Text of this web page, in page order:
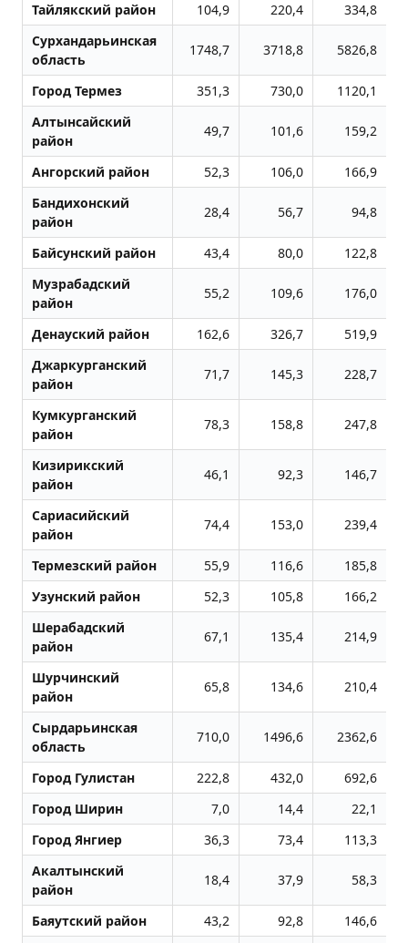
Тайлякский район
104,9 220,4
334,8
Сурхандарьинская
область
1748,7 3718,8 5826,8
Город Термез 351,3 730,0
1120,1
Алтынсайский
район
49,7 101,6 159,2
Ангорский район 52,3 106,0
166,9
Бандихонский
район
28,4 56,7 94,8
Байсунский район 43,4 80,0
122,8
Музрабадский
район
55,2 109,6 176,0
Денауский район 162,6 326,7
519,9
Джаркурганский
район
71,7 145,3 228,7
Кумкурганский
район
78,3 158,8 247,8
Кизирикский
район
46,1 92,3 146,7
Сариасийский
район
74,4 153,0 239,4
Термезский район 55,9 116,6
185,8
Узунский район
52,3 105,8
166,2
Шерабадский
район
67,1 135,4 214,9
Шурчинский
район
65,8 134,6 210,4
Сырдарьинская
область
710,0 1496,6 2362,6
Город Гулистан 222,8 432,0
692,6
Город Ширин
7,0 14,4
22,1
Город Янгиер
36,3 73,4
113,3
Акалтынский
район
18,4 37,9 58,3
Баяутский район 43,2 92,8 146,6